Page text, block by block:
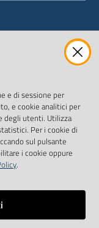
e di sessione per
e cookie analitici per
degli utenti. Utilizza
Per i cookie di
sul pulsante
i cookie oppure
.